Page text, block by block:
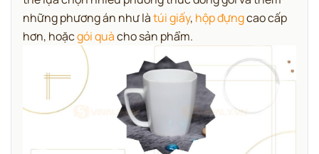
những phương án như làtúi giấy, hộp đựngcao cấp
hơn, hoặcgói quàcho sản phẩm.